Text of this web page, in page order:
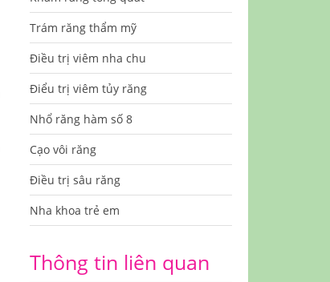
Trám răng thẩm mỹ
Điều trị viêm nha chu
Điểu trị viêm tủy răng
Nhổ răng hàm số 8
Cạo vôi răng
Điều trị sâu răng
Nha khoa trẻ em
Thông tin liên quan